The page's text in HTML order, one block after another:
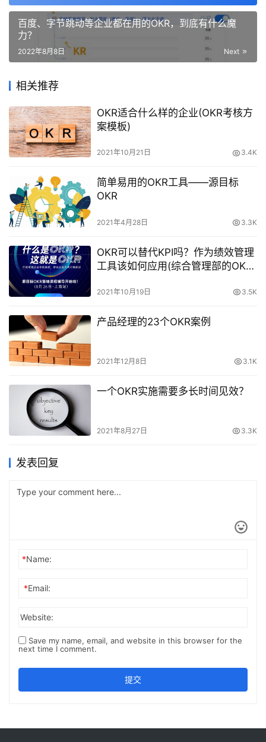
百度、字节跳动等企业都在用的OKR，到底有什么魔
力？
Next
2022年8月8日
相关推荐
OKR适合什么样的企业(OKR考核方
案模板)
2021年10月21日 3.4K
简单易用的OKR工具——源目标
OKR
2021年4月28日 3.3K
OKR可以替代KPI吗？作为绩效管理
工具该如何应用(综合管理部的OKR
2021年10月19日 3.5K
产品经理的23个OKR案例
2021年12月8日 3.1K
一个OKR实施需要多长时间见效？
2021年8月27日 3.3K
发表回复
*Name:
*Email:
Website:
Save my name, email, and website in this browser for the
next time I comment.
提交